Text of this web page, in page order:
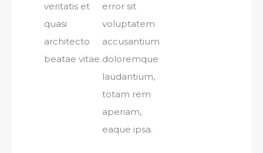
veritatis et
quasi
architecto
beatae vitae.
error sit
voluptatem
accusantium
doloremque
laudantium,
totam rem
aperiam,
eaque ipsa.